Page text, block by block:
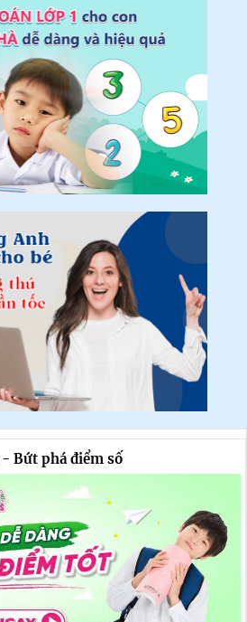
Bứt phá điểm số